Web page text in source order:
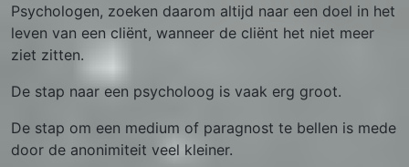
Psychologen, zoeken daarom altijd naar een doel in het
leven van een cliënt, wanneer de cliënt het niet meer
ziet zitten.
De stap naar een psycholoog is vaak erg groot.
De stap om een medium of paragnost te bellen is mede
door de anonimiteit veel kleiner.